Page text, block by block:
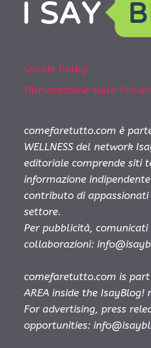
Cookie Policy
Dichiarazione sulla
comefaretutto.com è
WELLNESS del network
editoriale comprende siti
informazione
contributo di appassionati
settore.
Per pubblicità, comunicati
collaborazioni:
comefaretutto.com is part
AREA inside the IsayBlog!
For advertising, press
opportunities: